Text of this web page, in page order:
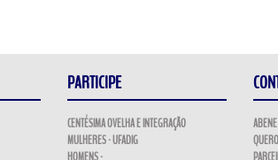
PARTICIPE
CENTÉSIMA OVELHA E INTEGRAÇÃO
MULHERES - UFADIG
ABENE